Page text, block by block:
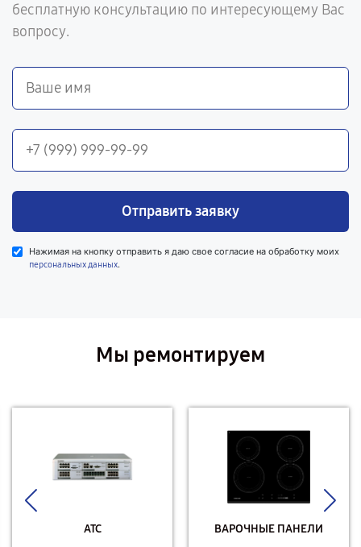
бесплатную консультацию по интересующему Вас
вопросу.
Отправить заявку
Нажимая на кнопку отправить я даю свое согласие на обработку моих
персональных данных.
Мы ремонтируем
АТС ВАРОЧНЫЕ ПАНЕЛИ